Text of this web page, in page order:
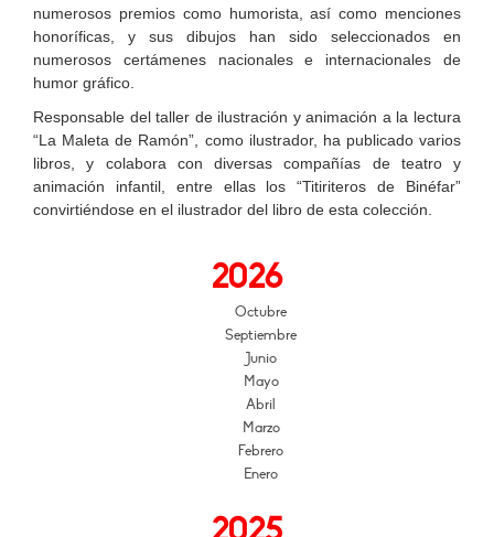
numerosos premios como humorista, así como menciones
honoríficas, y sus dibujos han sido seleccionados en
numerosos certámenes nacionales e internacionales de
humor gráfico.
Responsable del taller de ilustración y animación a la lectura
“La Maleta de Ramón”, como ilustrador, ha publicado varios
libros, y colabora con diversas compañías de teatro y
animación infantil, entre ellas los “Titiriteros de Binéfar”
convirtiéndose en el ilustrador del libro de esta colección.
2026
Octubre
Septiembre
Junio
Mayo
Abril
Marzo
Febrero
Enero